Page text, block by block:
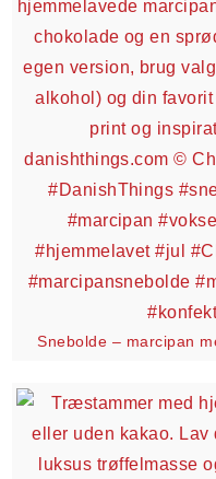
Snebolde – marcipan